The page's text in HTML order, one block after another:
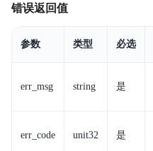
错误返回值
参数 类型 必选
err_msg string 是
err_code unit32 是